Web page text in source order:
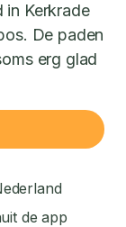
in Kerkrade
De paden
erg glad
de app